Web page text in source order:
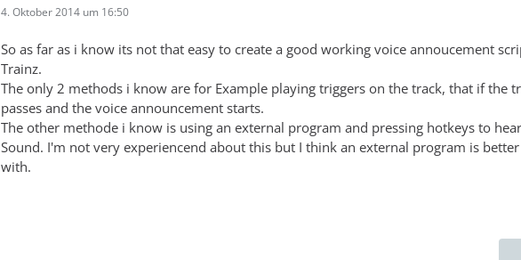
4. Oktober 2014 um 16:50
So as far as i know its not that easy to create a good working voice annoucement
Trainz.
The only 2 methods i know are for Example playing triggers on the track, that if the
passes and the voice announcement starts.
The other methode i know is using an external program and pressing hotkeys to
Sound. I'm not very experiencend about this but I think an external program is
with.